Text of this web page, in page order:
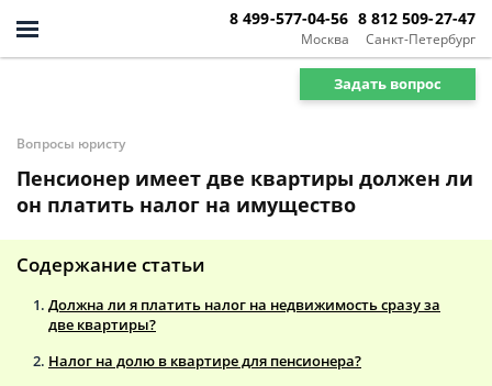
Москва
8 499-577-04-56
Санкт-Петербург
8 812 509-27-47
Задать вопрос
Вопросы юристу
Пенсионер имеет две квартиры должен ли
он платить налог на имущество
Содержание статьи
Должна ли я платить налог на недвижимость сразу за
две квартиры?
Налог на долю в квартире для пенсионера?